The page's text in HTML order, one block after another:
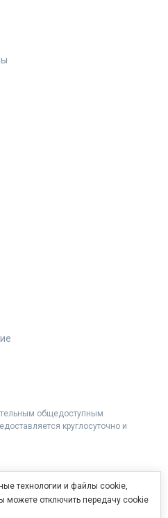
общедоступным
круглосуточно и
технологии и файлы cookie,
можете отключить передачу cookie